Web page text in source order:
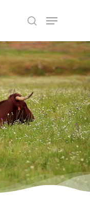
y pulse